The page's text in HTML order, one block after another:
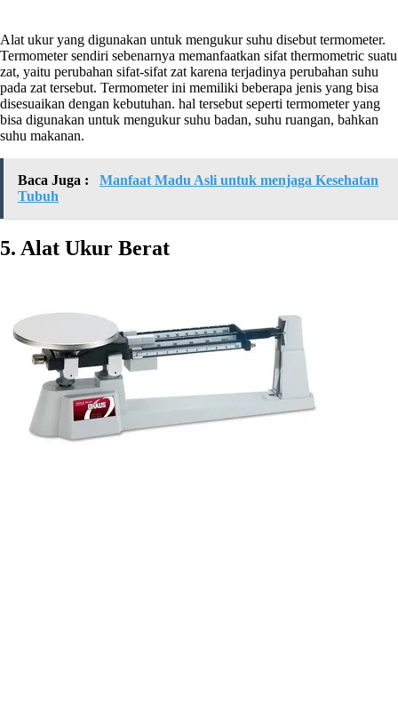
Alat ukur yang digunakan untuk mengukur suhu disebut termometer.
Termometer sendiri sebenarnya memanfaatkan sifat thermometric suatu
zat, yaitu perubahan sifat-sifat zat karena terjadinya perubahan suhu
pada zat tersebut. Termometer ini memiliki beberapa jenis yang bisa
disesuaikan dengan kebutuhan. hal tersebut seperti termometer yang
bisa digunakan untuk mengukur suhu badan, suhu ruangan, bahkan
suhu makanan.
Baca Juga :
Manfaat Madu Asli untuk menjaga Kesehatan
Tubuh
5. Alat Ukur Berat